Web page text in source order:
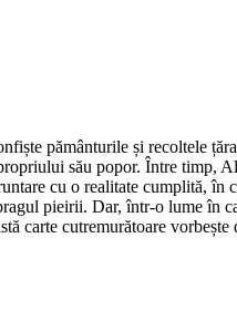
pământurile și recoltele
său popor. Între timp,
cu o realitate cumplită, în
pieirii. Dar, într-o lume în
carte cutremurătoare vorbește